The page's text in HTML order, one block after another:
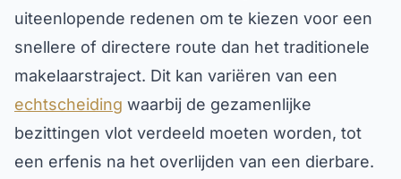
uiteenlopende redenen om te kiezen voor een
snellere of directere route dan het traditionele
makelaarstraject. Dit kan variëren van een
echtscheiding waarbij de gezamenlijke
bezittingen vlot verdeeld moeten worden, tot
een erfenis na het overlijden van een dierbare.